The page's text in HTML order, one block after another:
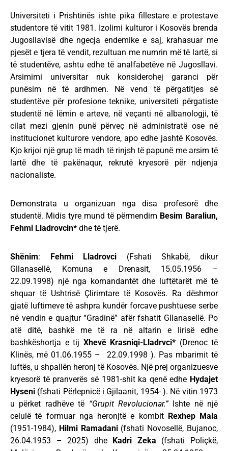
Universiteti i Prishtinës ishte pika fillestare e protestave
studentore të vitit 1981. Izolimi kulturor i Kosovës brenda
Jugosllavisë dhe ngecja endemike e saj, krahasuar me
pjesët e tjera të vendit, rezultuan me numrin më të lartë, si
të studentëve, ashtu edhe të analfabetëve në Jugosllavi.
Arsimimi universitar nuk konsiderohej garanci për
punësim në të ardhmen. Në vend të përgatitjes së
studentëve për profesione teknike, universiteti përgatiste
studentë në lëmin e arteve, në veçanti në albanologji, të
cilat mezi gjenin punë përveç në administratë ose në
institucionet kulturore vendore, apo edhe jashtë Kosovës.
Kjo krijoi një grup të madh të rinjsh të papunë me arsim të
lartë dhe të pakënaqur, rekrutë kryesorë për ndjenja
nacionaliste.
Demonstrata u organizuan nga disa profesorë dhe
studentë. Midis tyre mund të përmendim Besim Baraliun,
Fehmi Lladrovcin* dhe të tjerë.
Shënim: Fehmi Lladrovci (Fshati Shkabë, dikur
Gllanasellë, Komuna e Drenasit, 15.05.1956 –
22.09.1998) një nga komandantët dhe luftëtarët më të
shquar të Ushtrisë Çlirimtare të Kosovës. Ra dëshmor
gjatë luftimeve të ashpra kundër forcave pushtuese serbe
në vendin e quajtur “Gradinë” afër fshatit Gllanasellë. Po
atë ditë, bashkë me të ra në altarin e lirisë edhe
bashkëshortja e tij Xhevë Krasniqi-Lladrvci* (Drenoc të
Klinës, më 01.06.1955 – 22.09.1998 ). Pas mbarimit të
luftës, u shpallën heronj të Kosovës. Një prej organizuesve
kryesorë të pranverës së 1981-shit ka qenë edhe Hydajet
Hyseni (fshati Përlepnicë i Gjilaanit, 1954- ). Në vitin 1973
u përket radhëve të “Grupit Revolucionar.” Ishte në një
celulë të formuar nga heronjtë e kombit Rexhep Mala
(1951-1984), Hilmi Ramadani (fshati Novosellë, Bujanoc,
26.04.1953 – 2025) dhe Kadri Zeka (fshati Poliçkë,